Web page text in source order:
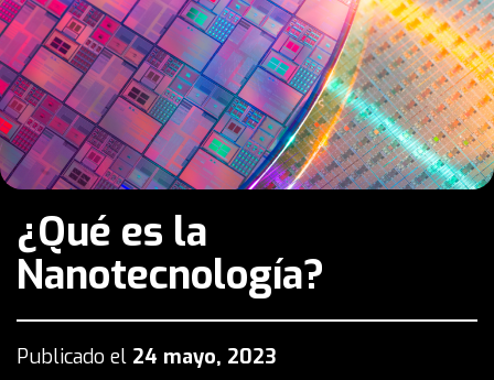
¿Qué es la
Nanotecnología?
Publicado el 24 mayo, 2023